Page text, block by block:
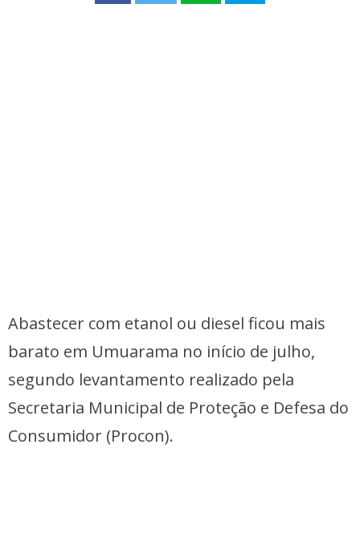
Abastecer com etanol ou diesel ficou mais
barato em Umuarama no início de julho,
segundo levantamento realizado pela
Secretaria Municipal de Proteção e Defesa do
Consumidor (Procon).